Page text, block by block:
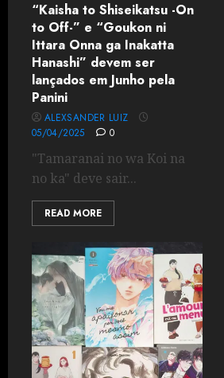
“Kaisha to Shiseikatsu -On
to Off-” e “Goukon ni
Ittara Onna ga Inakatta
Hanashi” devem ser
lançados em Junho pela
Panini
ALEXSANDER LUIZ
05/04/2025
0
"Tamaranai no wa Koi na
no ka" deve sair...
READ MORE